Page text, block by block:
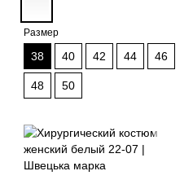
Размер
38 40 42 44 46
48 50